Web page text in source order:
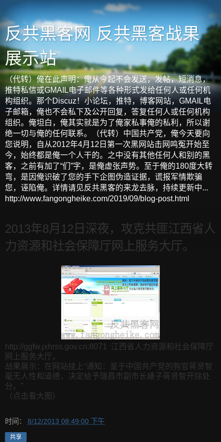
反共黑客网 反共黑客战果
展示站
（代转）俺在此声明：俺从今起不会发送，发帖，短消息，
推特私信或GMAIL电子邮件等各种形式发给任何人或任何机
构组织。那个Discuz！小论坛，推特，博客网站，GMAIL电
子邮箱，俺也不会私下及公开回复，答复任何人或任何机构
组织。俺坦白，俺其实就是为了俺家私事俺的私利，所以谢
绝一切与俺的任何联系。（代转）中国共产党，俺今天要向
您说明，自从2012年4月12日第一次黑网站击网鸣冤开始至
今，始终都是俺一个人干的。之中没有其他任何人和别的黑
客，之前有加了“们”字，是俺虚张声势。至于俺的180度大转
弯，是因俺识破了您的手下企图伪造证据，谎报军情欺骗
您，诬陷俺。详情请见反共黑客的来龙去脉，持续更新中...
http://www.fangongheike.com/2019/09/blog-post.html
2013年8月12日深夜，攻克共匪江西省人
力资源和社会保障厅网上服务大厅。
http://ggfw.jxhrss.gov.cn:8071 江西省人力资源和社会保障厅
网上服务大厅。
战果展示：在网站挂上“通知：鉴于中国共产党的狗官蒋贤智
毫无人性和道德，决定给予瑞昌市副市长婊子蒋贤智开除处
分。”
（点击看大图）
时间： 8/12/2013 08:49:00 下午
共享